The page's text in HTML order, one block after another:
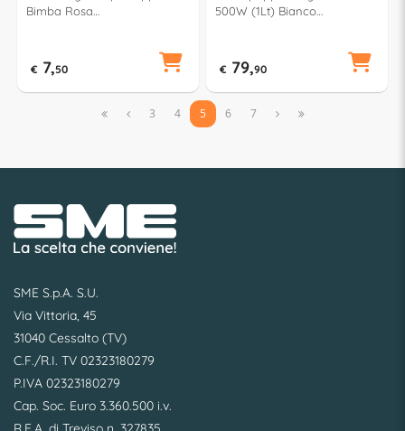
Bimba Rosa
€ 7,50
500W (1Lt) Bianco
€ 79,90
  3 4 5 6 7  
SME S.p.A. S.U.
Via Vittoria, 45
31040 Cessalto (TV)
C.F./R.I. TV 02323180279
P.IVA 02323180279
Cap. Soc. Euro 3.360.500 i.v.